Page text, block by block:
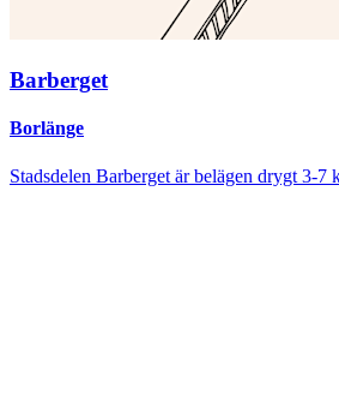
Barberget
Borlänge
Stadsdelen Barberget är belägen drygt 3-7